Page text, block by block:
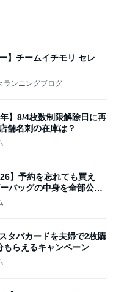
】チームイチモリ セレ
ランニングブログ
】8/4枚数制限解除日に再
舗名刺の在庫は？
】予約を忘れても買え
バッグの中身を全部公開
タバカードを夫婦で2枚購
もらえるキャンペーン